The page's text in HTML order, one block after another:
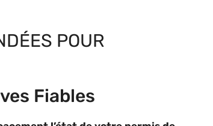
POUR
Fiables